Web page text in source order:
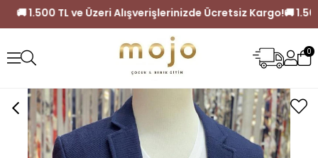
Kargo! 🚚 1.500 TL ve Üzeri Alışverişlerinizde Ücretsiz
0